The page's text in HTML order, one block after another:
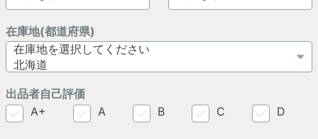
在庫地(都道府県)
出品者自己評価
A+
A B C D